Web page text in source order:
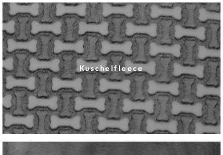
Kuschelfleece